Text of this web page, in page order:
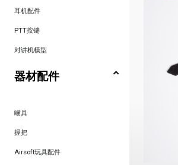
耳机配件
PTT按键
对讲机模型
器材配件
瞄具
握把
Airsoft玩具配件